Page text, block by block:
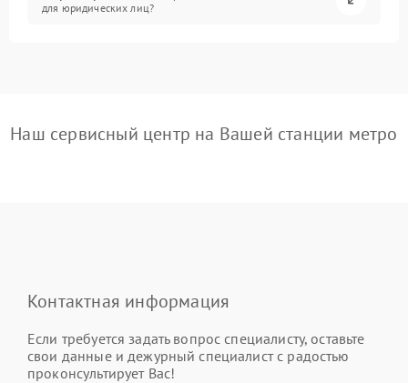
для юридических лиц?
Наш сервисный центр на Вашей станции метро
Контактная информация
Если требуется задать вопрос специалисту, оставьте
свои данные и дежурный специалист с радостью
проконсультирует Вас!